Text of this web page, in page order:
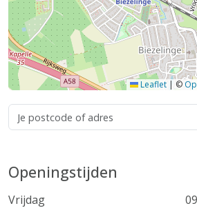
Leaflet | ©
Openingstijden
Vrijdag